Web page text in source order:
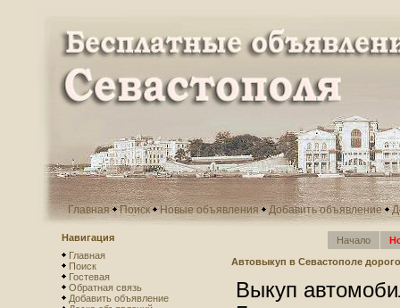
Главная Поиск Новые объявления Добавить объявление
Навигация
Главная
Поиск
Гостевая
Обратная связь
Добавить объявление
Начало
Автовыкуп в Севастополе
Выкуп